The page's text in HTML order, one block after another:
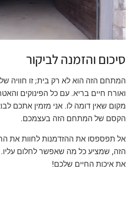
סיכום והזמנה לביקור
המתחם הזה הוא לא רק בית; זו חוויה
ואורח חיים בריא. עם כל הפינוקים
מקום שאין דומה לו. אני מזמין אתכם
הקסם של המתחם הזה בעצמכם.
אל תפספסו את ההזדמנות לחוות את
הזה, שמציע כל מה שאפשר לחלום
את איכות החיים שלכם!